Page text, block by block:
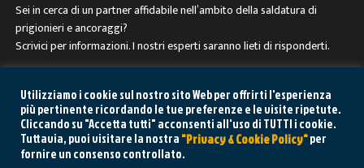
Sei in cerca di un partner affidabile nell’ambito della saldatura di
prigionieri e ancoraggi?
Scrivici per informazioni. I nostri esperti saranno lieti di risponderti.
Utilizziamo i cookie sul nostro sito Web per offrirti l'esperienza
più pertinente ricordando le tue preferenze e le visite ripetute.
Cliccando su "Accetta tutti" acconsenti all'uso di TUTTI i cookie.
Tuttavia, puoi visitare la nostra"Privacy & Cookie Policy"per
fornire un consenso controllato.